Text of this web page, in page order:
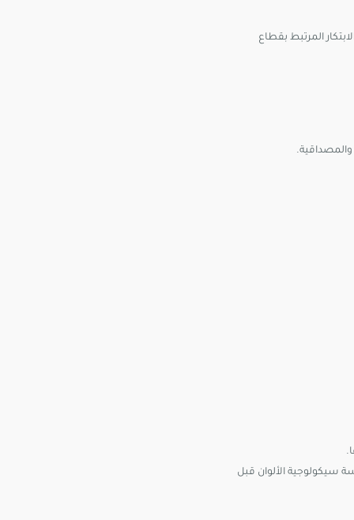
المرتبط بقطاع
سيكولوجية الألوان قبل